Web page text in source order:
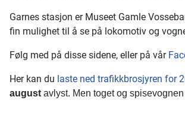
Garnes stasjon er Museet Gamle
fin mulighet til å se på lokomotiv og
Følg med på disse sidene, eller på vår
Her kan du laste ned trafikkbrosjyren for
august avlyst. Men toget og